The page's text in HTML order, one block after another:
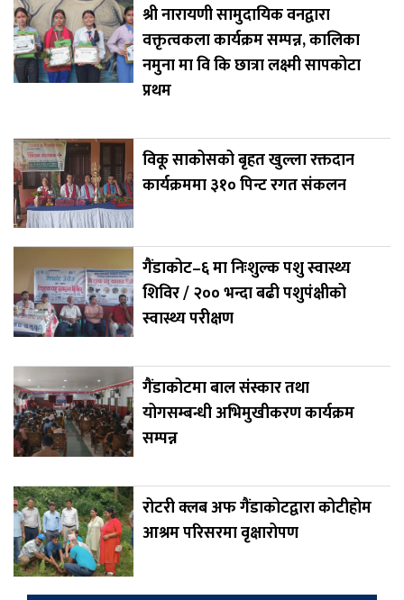
श्री नारायणी सामुदायिक वनद्वारा
वक्तृत्वकला कार्यक्रम सम्पन्न, कालिका
नमुना मा वि कि छात्रा लक्ष्मी सापकोटा
प्रथम
विकू साकोसको बृहत खुल्ला रक्तदान
कार्यक्रममा ३१० पिन्ट रगत संकलन
गैंडाकोट–६ मा निःशुल्क पशु स्वास्थ्य
शिविर / २०० भन्दा बढी पशुपंक्षीको
स्वास्थ्य परीक्षण
गैंडाकोटमा बाल संस्कार तथा
योगसम्बन्धी अभिमुखीकरण कार्यक्रम
सम्पन्न
रोटरी क्लब अफ गैंडाकोटद्वारा कोटीहोम
आश्रम परिसरमा वृक्षारोपण